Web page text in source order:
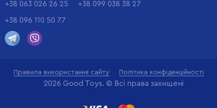
+38 063 026 26 25 +38 099 038 38 27
+38 096 110 50 77
Правила використання сайту Політика конфіденційності
2026 Good Toys. © Всі права захищені